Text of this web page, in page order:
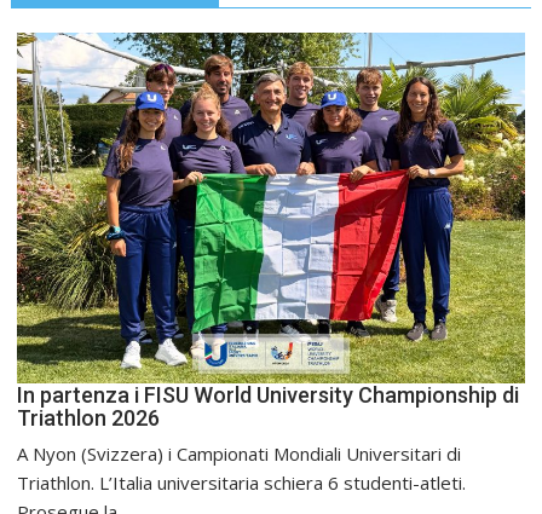
In partenza i FISU World University Championship di
Triathlon 2026
A Nyon (Svizzera) i Campionati Mondiali Universitari di
Triathlon. L’Italia universitaria schiera 6 studenti-atleti.